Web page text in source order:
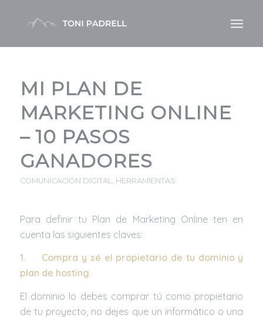
MI PLAN DE
MARKETING ONLINE
– 10 PASOS
GANADORES
COMUNICACIÓN DIGITAL, HERRAMIENTAS
Para definir tu Plan de Marketing Online ten en
cuenta las siguientes claves:
1. Compra y sé el propietario de tu dominio y
plan de hosting.
El dominio lo debes comprar tú como propietario
de tu proyecto, no dejes que un informático o una